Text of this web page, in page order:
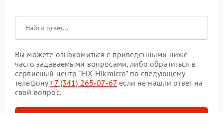
Вы можете ознакомиться с приведенными ниже
часто задаваемыми вопросами, либо обратиться в
сервисный центр “FIX-Hikmicro” по следующему
телефону+7 (341) 265-07-67 если не нашли ответ на
свой вопрос.